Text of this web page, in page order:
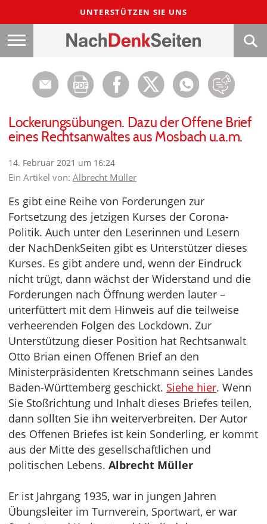
UNTERSTÜTZEN SIE UNS
Lockerungsübungen. Dazu der Offene Brief
eines Rechtsanwaltes aus Mosbach u.a.m.
14. Februar 2021 um 16:24
Ein Artikel von: Albrecht Müller
Es gibt eine Reihe von Forderungen zur
Fortsetzung des jetzigen Kurses der Corona-
Politik. Auch unter den Leserinnen und Lesern
der NachDenkSeiten gibt es Unterstützer dieses
Kurses. Es gibt andere und, wenn der Eindruck
nicht trügt, dann wächst der Widerstand und die
Forderungen nach Öffnung werden lauter –
unterfüttert mit dem Hinweis auf die teilweise
verheerenden Folgen des Lockdown. Zur
Unterstützung dieser Position hat Rechtsanwalt
Otto Brian einen Offenen Brief an den
Ministerpräsidenten Kretschmann seines Landes
Baden-Württemberg geschickt. Siehe hier. Wenn
Sie Stoßrichtung und Inhalt dieses Briefes teilen,
dann sollten Sie ihn weiterverbreiten. Der Autor
des Offenen Briefes ist kein Sonderling, er kommt
aus der Mitte des gesellschaftlichen und
politischen Lebens. Albrecht Müller
Er ist Jahrgang 1935, war in jungen Jahren
Übungsleiter im Turnverein, Sportwart, er war